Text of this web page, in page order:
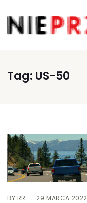
Tag: US-50
BY RR 29 MARCA 2022